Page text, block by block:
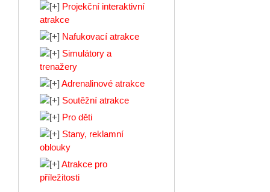
Projekční interaktivní
atrakce
Nafukovací atrakce
Simulátory a
trenažery
Adrenalinové atrakce
Soutěžní atrakce
Pro děti
Stany, reklamní
oblouky
Atrakce pro
příležitosti